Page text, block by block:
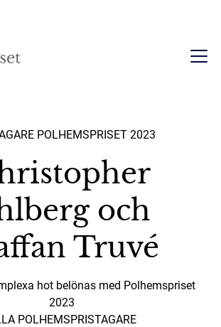
POLHEMSPRISET 2023
och
Truvé
hot belönas med Polhemspriset
2023
POLHEMSPRISTAGARE